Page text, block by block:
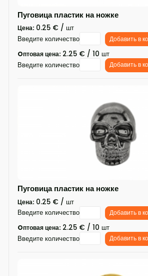
Пуговица пластик на ножке
Цена: 0.25 € / шт
Введите количество
Добавить в
Oптовая цена: 2.25 € / 10 шт
Введите количество
Добавить в
Пуговица пластик на ножке
Цена: 0.25 € / шт
Введите количество
Добавить в
Oптовая цена: 2.25 € / 10 шт
Введите количество
Добавить в